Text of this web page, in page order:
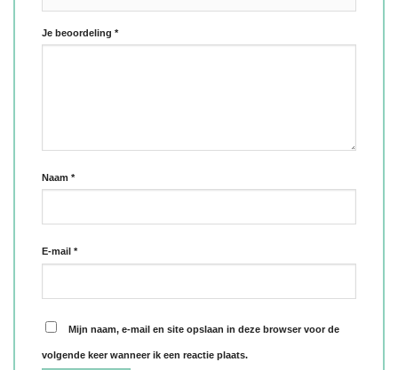
Je beoordeling *
Naam *
E-mail *
Mijn naam, e-mail en site opslaan in deze browser voor de
volgende keer wanneer ik een reactie plaats.